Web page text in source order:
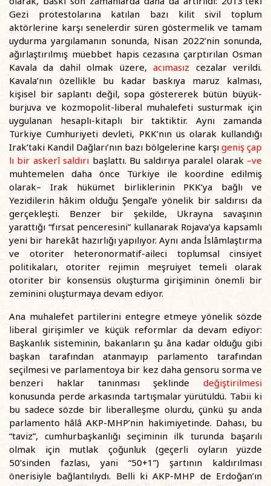
Gezi protestolarına katılan bazı kilit sivil toplum
aktörlerine karşı senelerdir süren göstermelik ve tamam
uydurma yargılamanın sonunda, Nisan 2022’nin sonunda,
ağırlaştırılmış müebbet hapis cezasına çarptırılan Osman
Kavala da dahil olmak üzere,acımasız cezalar verildi.
Kavala’nın özellikle bu kadar baskıya maruz kalması,
kişisel bir saplantı değil, sopa göstererek bütün büyük-
burjuva ve kozmopolit-liberal muhalefeti susturmak için
uygulanan hesaplı-kitaplı bir taktiktir. Aynı zamanda
Türkiye Cumhuriyeti devleti, PKK’nın üs olarak kullandığı
Irak’taki Kandil Dağları’nın bazı bölgelerine karşı geniş çap
lı bir askerî saldırı başlattı. Bu saldırıya paralel olarak –ve
muhtemelen daha önce Türkiye ile koordine edilmiş
olarak– Irak hükümet birliklerinin PKK’ya bağlı ve
Yezidilerin hâkim olduğu Şengal’e yönelik bir saldırısı da
gerçekleşti. Benzer bir şekilde, Ukrayna savaşının
yarattığı “fırsat penceresini” kullanarak Rojava’ya kapsamlı
yeni bir harekât hazırlığı yapılıyor. Aynı anda İslâmlaştırma
ve otoriter heteronormatif-aileci toplumsal cinsiyet
politikaları, otoriter rejimin meşruiyet temeli olarak
otoriter bir konsensüs oluşturma girişiminin önemli bir
zeminini oluşturmaya devam ediyor.
Ana muhalefet partilerini entegre etmeye yönelik sözde
liberal girişimler ve küçük reformlar da devam ediyor:
Başkanlık sisteminin, bakanların şu âna kadar olduğu gibi
başkan tarafından atanmayıp parlamento tarafından
seçilmesi ve parlamentoya bir kez daha gensoru sorma ve
benzeri haklar tanınması şeklinde değiştirilmesi
konusunda perde arkasında tartışmalar yürütüldü. Tabii ki
bu sadece sözde bir liberalleşme olurdu, çünkü şu anda
parlamento hâlâ AKP-MHP’nin hakimiyetinde. Dahası, bu
“taviz”, cumhurbaşkanlığı seçiminin ilk turunda başarılı
olmak için mutlak çoğunluk (geçerli oyların yüzde
50’sinden fazlası, yani “50+1”) şartının kaldırılması
önerisiyle bağlantılıydı. Belli ki AKP-MHP de Erdoğan’ın